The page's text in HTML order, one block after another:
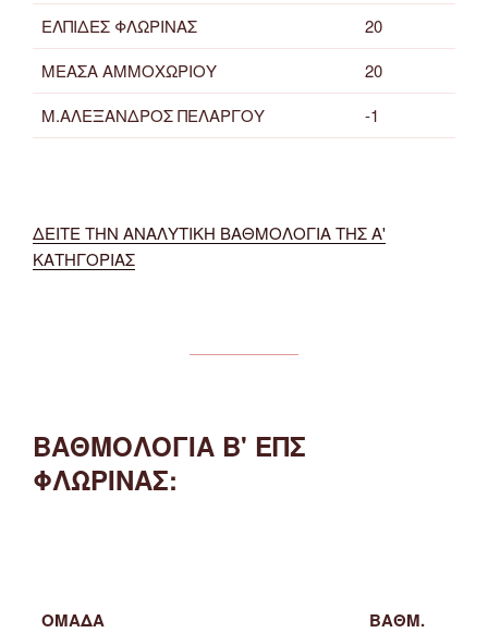
ΕΛΠΙΔΕΣ ΦΛΩΡΙΝΑΣ
20
ΜΕΑΣΑ ΑΜΜΟΧΩΡΙΟΥ
20
Μ.ΑΛΕΞΑΝΔΡΟΣ ΠΕΛΑΡΓΟΥ
-1
ΔΕΙΤΕ ΤΗΝ ΑΝΑΛΥΤΙΚΗ ΒΑΘΜΟΛΟΓΙΑ ΤΗΣ Α'
ΚΑΤΗΓΟΡΙΑΣ
ΒΑΘΜΟΛΟΓΙΑ Β' ΕΠΣ
ΦΛΩΡΙΝΑΣ:
ΟΜΑΔΑ ΒΑΘΜ.